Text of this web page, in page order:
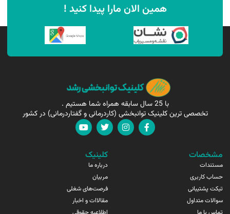
همین الان مارا پیدا کنید !
با 25 سال سابقه همراه شما هستیم .
تخصصی ترین کلینیک توانبخشی (کاردرمانی و گفتاردرمانی) در کشور
مشخصات
مستندات
حساب کاربری
تیکت پشتیبانی
سوالات متداول
کلینیک
درباره ما
مربیان
فرصت‌های شغلی
مقالاات و اخبار